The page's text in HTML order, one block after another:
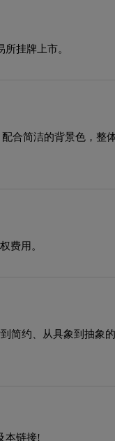
挂牌上市。
合简洁的背景色，整
费用。
约、从具象到抽象
本链接!